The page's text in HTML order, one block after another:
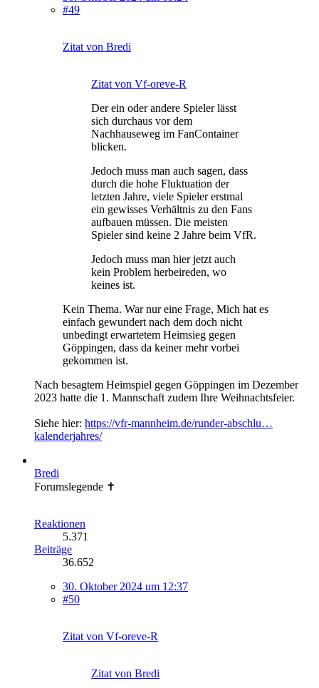
#49
Zitat von Bredi
Zitat von Vf-oreve-R
Der ein oder andere Spieler lässt
sich durchaus vor dem
Nachhauseweg im FanContainer
blicken.
Jedoch muss man auch sagen, dass
durch die hohe Fluktuation der
letzten Jahre, viele Spieler erstmal
ein gewisses Verhältnis zu den Fans
aufbauen müssen. Die meisten
Spieler sind keine 2 Jahre beim VfR.
Jedoch muss man hier jetzt auch
kein Problem herbeireden, wo
keines ist.
Kein Thema. War nur eine Frage, Mich hat es
einfach gewundert nach dem doch nicht
unbedingt erwartetem Heimsieg gegen
Göppingen, dass da keiner mehr vorbei
gekommen ist.
Nach besagtem Heimspiel gegen Göppingen im Dezember
2023 hatte die 1. Mannschaft zudem Ihre Weihnachtsfeier.
Siehe hier: https://vfr-mannheim.de/runder-abschlu…
kalenderjahres/
Bredi
Forumslegende ✝
Reaktionen
5.371
Beiträge
36.652
30. Oktober 2024 um 12:37
#50
Zitat von Vf-oreve-R
Zitat von Bredi